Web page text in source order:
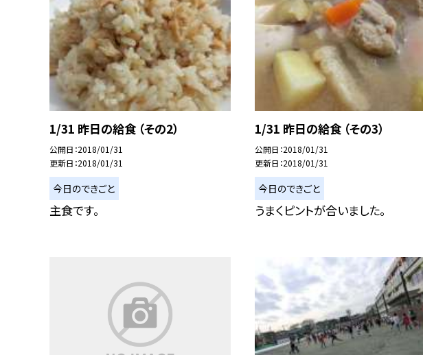
1/31 昨日の給食 （その2）
公開日 2018/01/31
更新日 2018/01/31
今日のできごと
主食です。
1/31 昨日の給食 （その3）
公開日 2018/01/31
更新日 2018/01/31
今日のできごと
うまくピントが合いました。